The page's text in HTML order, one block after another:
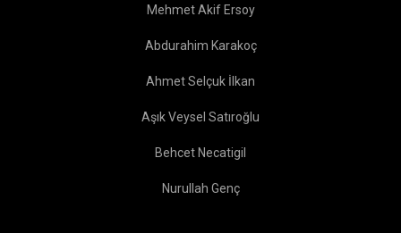
Mehmet Akif Ersoy
Abdurahim Karakoç
Ahmet Selçuk İlkan
Aşık Veysel Satıroğlu
Behcet Necatigil
Nurullah Genç